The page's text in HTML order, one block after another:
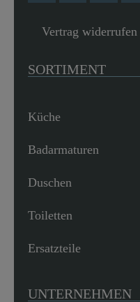
Vertrag widerrufen
SORTIMENT
Küche
Badarmaturen
Duschen
Toiletten
Ersatzteile
UNTERNEHMEN